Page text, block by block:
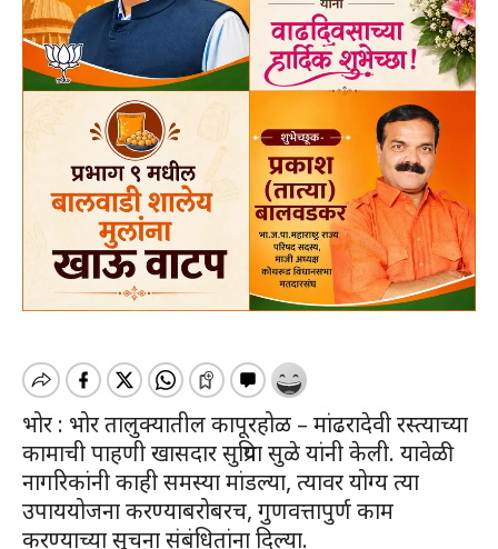
भोर : भोर तालुक्यातील कापूरहोळ – मांढरादेवी रस्त्याच्या
कामाची पाहणी खासदार सुप्रिया सुळे यांनी केली. यावेळी
नागरिकांनी काही समस्या मांडल्या, त्यावर योग्य त्या
उपाययोजना करण्याबरोबरच, गुणवत्तापुर्ण काम
करण्याच्या सूचना संबंधितांना दिल्या.